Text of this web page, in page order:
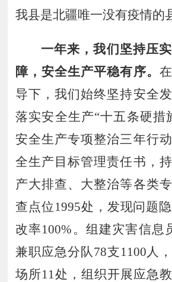
我县是北疆唯一没有疫情的
一年来 ，我们坚持压
障 ，安全生产平稳有序。
导下 ，我们始终坚持安全
落实安全生产“十五条硬措
安全生产专项整治三年行动
全生产目标管理责任书 ，
产大排查、 大整治等各类
查点位 1995处 ， 发现问题
改率100%。 组建灾害信息
兼职应急分队 78支1100 人
场所11 处 ，组织开展应急